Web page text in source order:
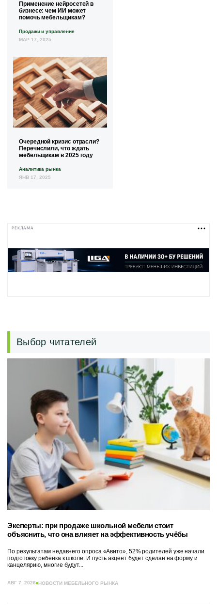
Применение нейросетей в
бизнесе: чем ИИ может
помочь мебельщикам?
Продажи и управление
МАР 17, 2025
Очередной кризис отрасли?
Перечислили, что ждать
мебельщикам в 2025 году
Аналитика рынка
ЯНВ 17, 2025
РЕКЛАМА
Выбор читателей
Эксперты: при продаже школьной мебели стоит
объяснить, что она влияет на эффективность учёбы
По результатам недавнего опроса «Авито», 52% родителей уже начали
подготовку ребёнка к школе. И пусть акцент будет сделан на форму и
канцелярию, многие будут...
АВГ 7, 2026 НОВОСТИ МЕБЕЛЬНОГО РЫНКА